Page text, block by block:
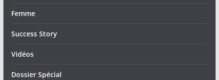
Femme
Success Story
Vidéos
Dossier Spécial